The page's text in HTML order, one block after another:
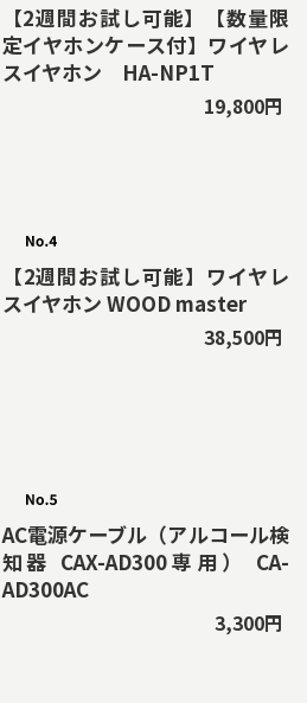
【2週間お試し可能】【数量限
定イヤホンケース付】ワイヤレ
スイヤホン HA-NP1T
19,800円
【2週間お試し可能】ワイヤレ
スイヤホン WOOD master
38,500円
AC電源ケーブル（アルコール検
知器 CAX-AD300専用） CA-
AD300AC
3,300円